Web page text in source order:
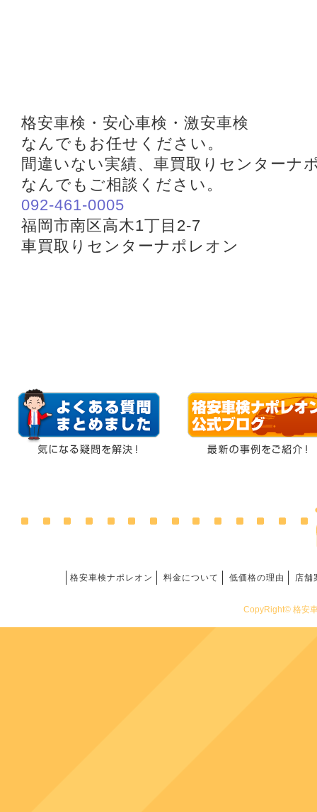
格安車検・安心車検・激安車検
なんでもお任せください。
間違いない実績、車買取りセンターナ
なんでもご相談ください。
092-461-0005
福岡市南区高木1丁目2-7
車買取りセンターナポレオン
格安車検ナポレオン 料金について 低価格の理由 店舗
CopyRight© 格安